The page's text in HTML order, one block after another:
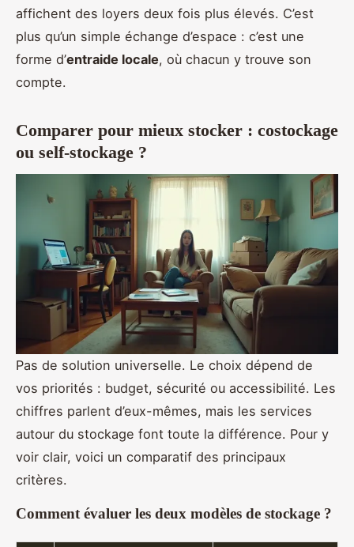
affichent des loyers deux fois plus élevés. C’est
plus qu’un simple échange d’espace : c’est une
forme d’entraide locale, où chacun y trouve son
compte.
Comparer pour mieux stocker : costockage
ou self-stockage ?
Pas de solution universelle. Le choix dépend de
vos priorités : budget, sécurité ou accessibilité. Les
chiffres parlent d’eux-mêmes, mais les services
autour du stockage font toute la différence. Pour y
voir clair, voici un comparatif des principaux
critères.
Comment évaluer les deux modèles de stockage ?